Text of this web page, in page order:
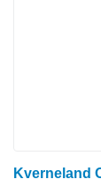
Kverneland